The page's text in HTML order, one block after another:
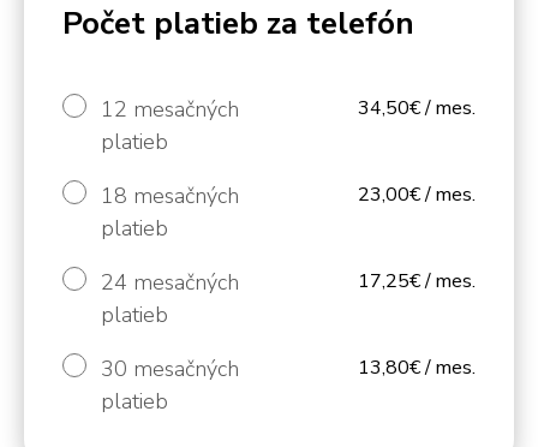
Počet platieb za telefón
12 mesačných
platieb
34,50€ / mes.
18 mesačných
platieb
23,00€ / mes.
24 mesačných
platieb
17,25€ / mes.
30 mesačných
platieb
13,80€ / mes.